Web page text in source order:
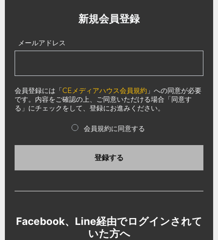
新規会員登録
メールアドレス
会員登録には「CEメディアハウス会員規約 」への同意が必要
です。内容をご確認の上、ご同意いただける場合「同意す
る」にチェックをして、登録にお進みください。
会員規約に同意する
登録する
Facebook、Line経由でログインされて
いた方へ